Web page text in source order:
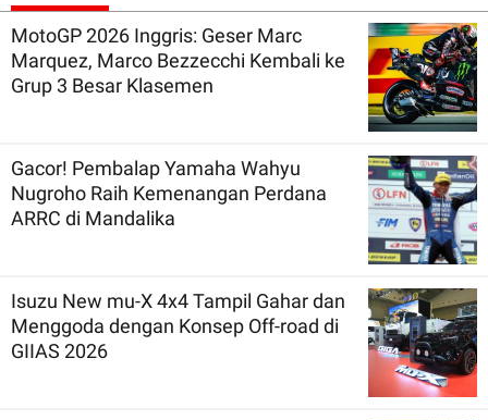
MotoGP 2026 Inggris: Geser Marc
Marquez, Marco Bezzecchi Kembali ke
Grup 3 Besar Klasemen
Gacor! Pembalap Yamaha Wahyu
Nugroho Raih Kemenangan Perdana
ARRC di Mandalika
Isuzu New mu-X 4x4 Tampil Gahar dan
Menggoda dengan Konsep Off-road di
GIIAS 2026